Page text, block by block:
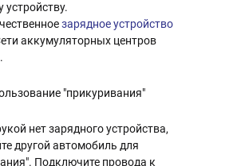
устройству.
зарядное устройство
аккумуляторных центров
"прикуривания"
нет зарядного устройства,
другой автомобиль для
Подключите провода к